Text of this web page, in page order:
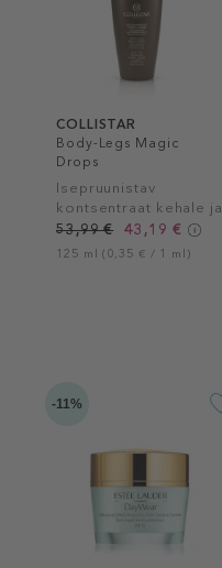
COLLISTAR
Body-Legs Magic
Drops
Isepruunistav
kontsentraat kehale ja
jalgadele
53,99 € 43,19 €
125 ml (0,35 € / 1 ml)
-11%